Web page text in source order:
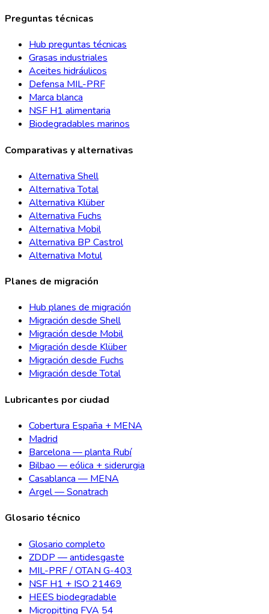
Preguntas técnicas
Hub preguntas técnicas
Grasas industriales
Aceites hidráulicos
Defensa MIL-PRF
Marca blanca
NSF H1 alimentaria
Biodegradables marinos
Comparativas y alternativas
Alternativa Shell
Alternativa Total
Alternativa Klüber
Alternativa Fuchs
Alternativa Mobil
Alternativa BP Castrol
Alternativa Motul
Planes de migración
Hub planes de migración
Migración desde Shell
Migración desde Mobil
Migración desde Klüber
Migración desde Fuchs
Migración desde Total
Lubricantes por ciudad
Cobertura España + MENA
Madrid
Barcelona — planta Rubí
Bilbao — eólica + siderurgia
Casablanca — MENA
Argel — Sonatrach
Glosario técnico
Glosario completo
ZDDP — antidesgaste
MIL-PRF / OTAN G-403
NSF H1 + ISO 21469
HEES biodegradable
Micropitting FVA 54